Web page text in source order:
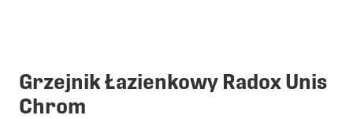
Grzejnik Łazienkowy Radox Unis
Chrom